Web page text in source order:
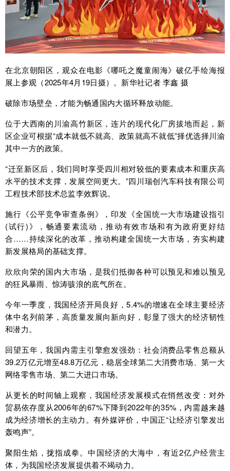
在北京朝阳区，观众在电影《哪吒之魔童闹海》破亿手绘海报
展上参观（2025年4月19日摄）。新华社记者 李鑫 摄
破除市场壁垒，才能为畅通国内大循环释放动能。
位于大西南的川渝高竹新区，连片的现代化厂房拔地而起，新
区企业可根据“成本就低不就高、政策就高不就低”择优选择川渝
其中一方的政策。
“迁至新区后，我们同时享受四川相对较低的要素成本和重庆高
水平的技术支撑，发展空间更大。”四川瑞创汽车科技有限公司
工程技术部技术总监李效辉说。
施行《公平竞争审查条例》，印发《全国统一大市场建设指引
(试行)》，畅通要素流动，推动有效市场和有为政府更好结
合……持续深化的改革，推动构建全国统一大市场，夯实构建
新发展格局的基础支撑。
欣欣向荣的国内大市场，是我们抵御各种可以预见和难以预见
的狂风暴雨、惊涛骇浪的底气所在。
今年一季度，我国经济开局良好，5.4%的增速在全球主要经济
体中名列前茅，高质量发展向新向好，彰显了强大的经济韧性
和潜力。
回望五年，我国内需主引擎愈发强劲：社会消费品零售总额从
39.2万亿元增至48.8万亿元，稳居全球第二大消费市场、第一大
网络零售市场、第二大进口市场。
从更长的时间轴上观察，我国经济发展模式在悄然改变：对外
贸易依存度从2006年的67%下降到2022年的35%，内需越来越
成为经济增长的主动力。有外媒评价，中国正“让经济引擎发出
轰鸣声”。
聚阳生焰，拢指成拳。中国经济的大海中，有近2亿户经营主
体，为我国经济发展提供着不竭动力。